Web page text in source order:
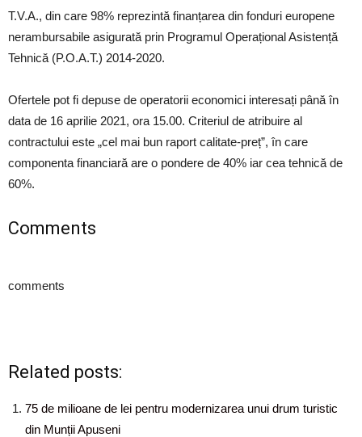
T.V.A., din care 98% reprezintă finanțarea din fonduri europene
nerambursabile asigurată prin Programul Operațional Asistență
Tehnică (P.O.A.T.) 2014-2020.
Ofertele pot fi depuse de operatorii economici interesați până în
data de 16 aprilie 2021, ora 15.00. Criteriul de atribuire al
contractului este „cel mai bun raport calitate-preț”, în care
componenta financiară are o pondere de 40% iar cea tehnică de
60%.
Comments
comments
Related posts:
75 de milioane de lei pentru modernizarea unui drum turistic
din Munții Apuseni